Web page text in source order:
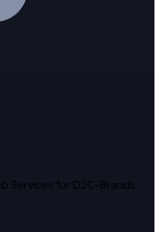
Services für D2C-Brands.